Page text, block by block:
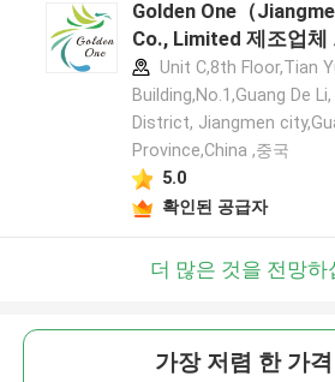
Golden One（
Co., Limited 제조업체
Unit C,8th Floor,Tian
Building,No.1,Guang De
District, Jiangmen
Province,China ,중국
5.0
확인된 공급자
더 많은 것을 전망하
가장 저렴 한 가